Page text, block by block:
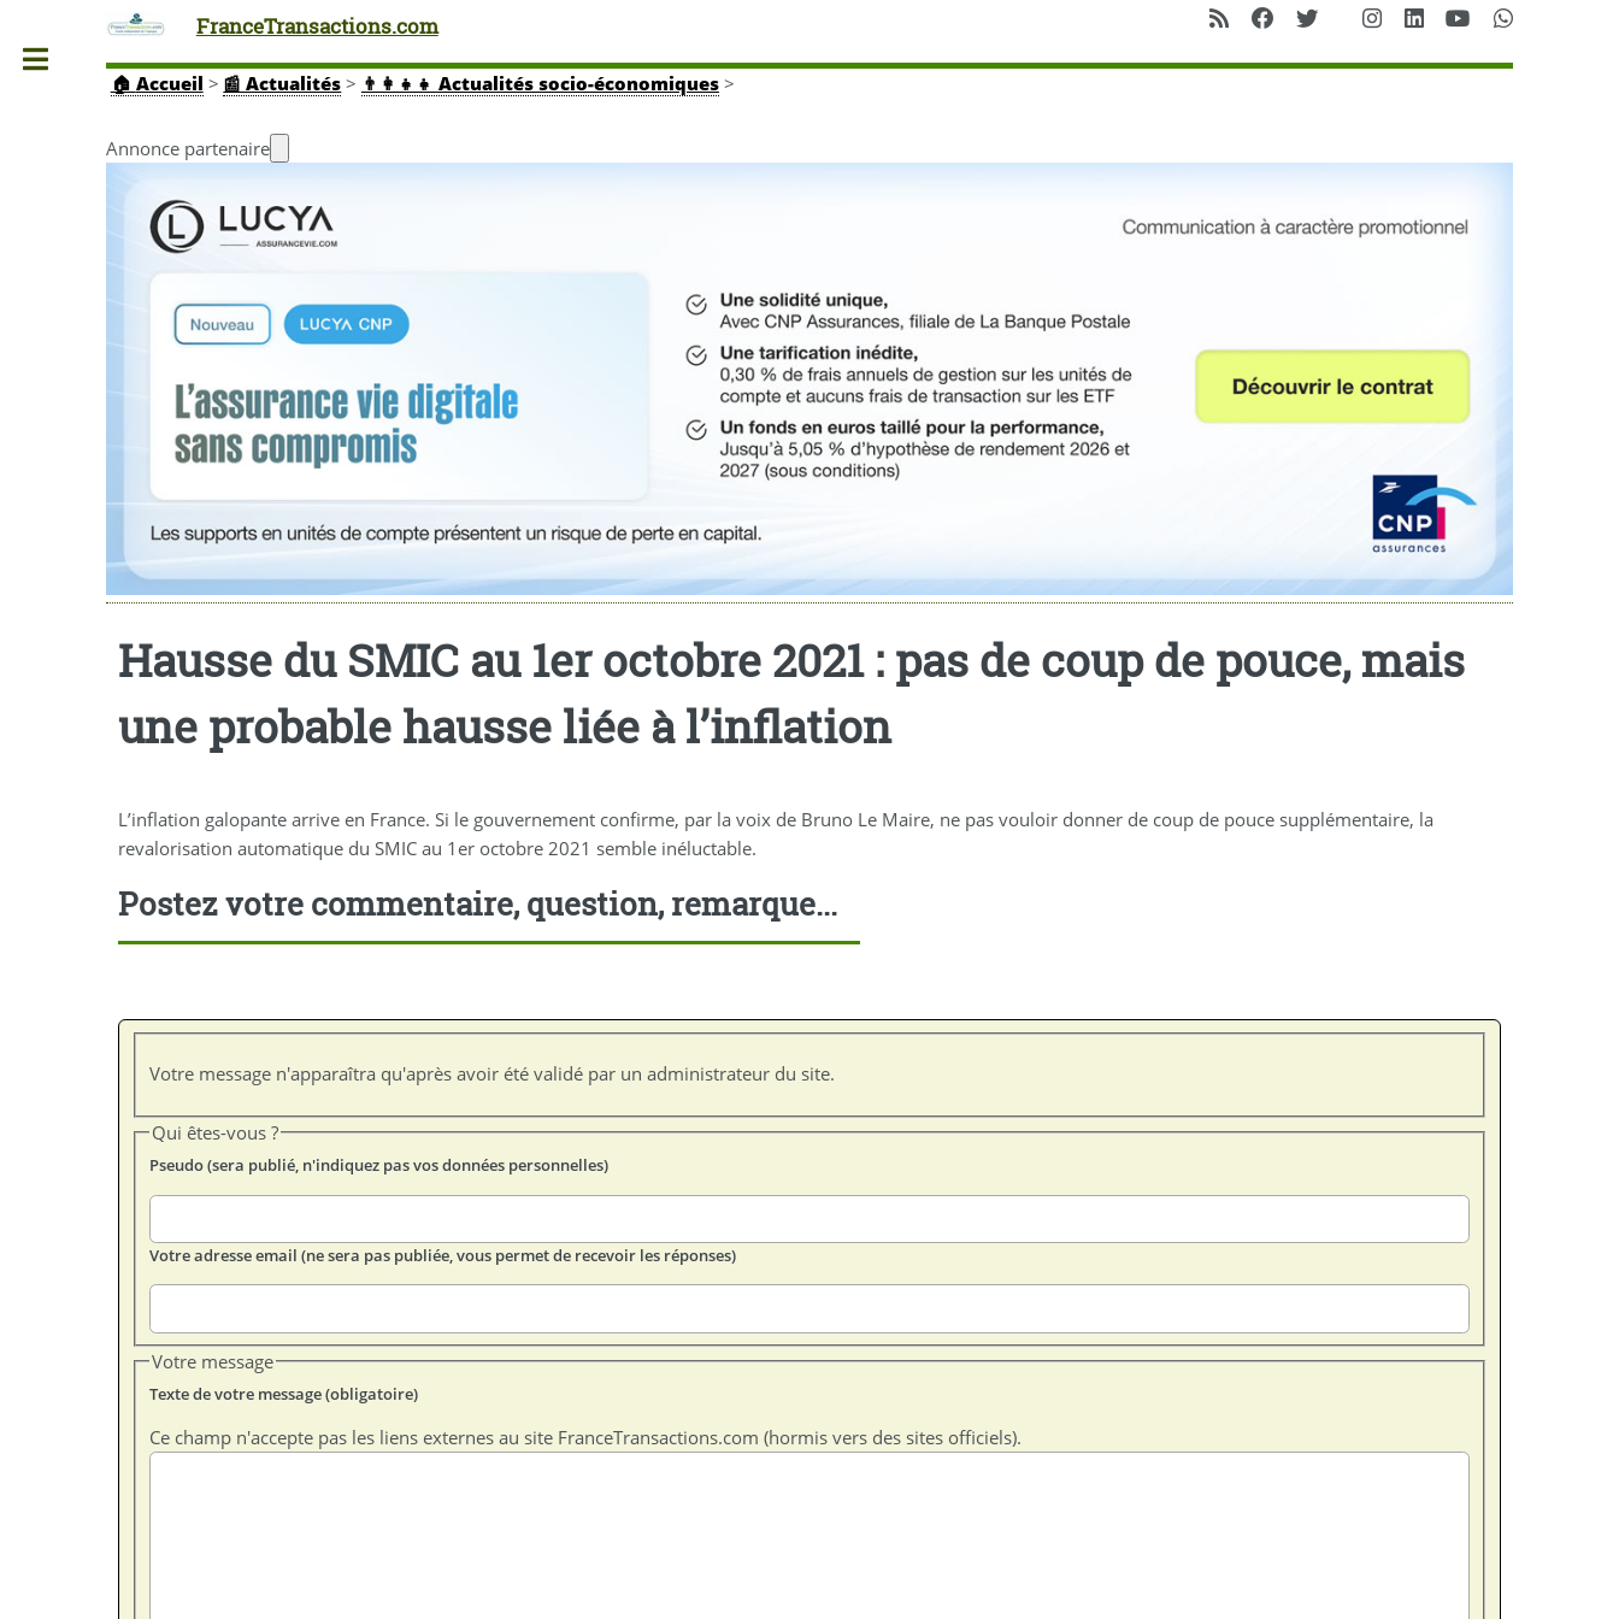
FranceTransactions.com
🏠 Accueil > 📰 Actualités > 👨‍👩‍👧‍👧 Actualités socio-économiques>
Annonce partenaire
Hausse du SMIC au 1er octobre 2021 : pas de coup de pouce, mais
une probable hausse liée à l’inflation
L’inflation galopante arrive en France. Si le gouvernement confirme, par la voix de Bruno Le Maire, ne pas vouloir donner de coup de pouce supplémentaire, la
revalorisation automatique du SMIC au 1er octobre 2021 semble inéluctable.
Postez votre commentaire, question, remarque...
Votre message n'apparaîtra qu'après avoir été validé par un administrateur du site.
Qui êtes-vous ?
Pseudo (sera publié, n'indiquez pas vos données personnelles)
Votre adresse email (ne sera pas publiée, vous permet de recevoir les réponses)
Votre message
Texte de votre message (obligatoire)
Ce champ n'accepte pas les liens externes au site FranceTransactions.com (hormis vers des sites officiels).
Toggle